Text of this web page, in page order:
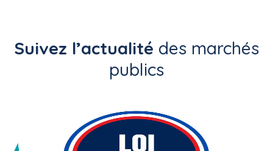
Suivez l’actualité des marchés
publics